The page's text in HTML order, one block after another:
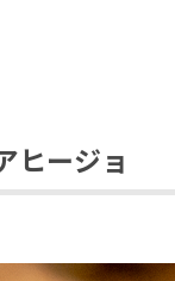
ヒージョ